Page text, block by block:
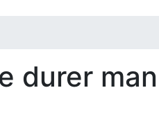
durer